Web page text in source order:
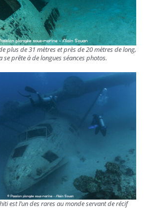
plus de 31 mètres et près de 20 mètres de long,
se prête à de longues séances photos.
est l’un des rares au monde servant de récif